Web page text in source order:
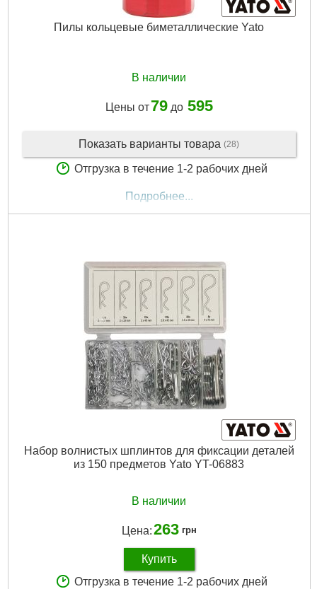
Пилы кольцевые биметаллические Yato
В наличии
Цены от 79до 595
Показать варианты товара (28)
Отгрузка в течение 1-2 рабочих дней
Подробнее...
Набор волнистых шплинтов для фиксации деталей
из 150 предметов Yato YT-06883
В наличии
Цена:263 грн
Купить
Отгрузка в течение 1-2 рабочих дней